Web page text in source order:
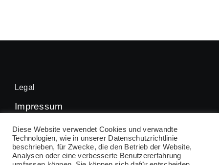
Legal
Impressum
Datenschutz
Diese Website verwendet Cookies und verwandte
Technologien, wie in unserer Datenschutzrichtlinie
beschrieben, für Zwecke, die den Betrieb der Website,
Analysen oder eine verbesserte Benutzererfahrung